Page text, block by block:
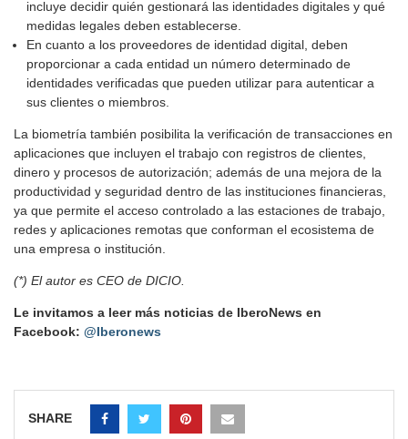
incluye decidir quién gestionará las identidades digitales y qué
medidas legales deben establecerse.
En cuanto a los proveedores de identidad digital, deben
proporcionar a cada entidad un número determinado de
identidades verificadas que pueden utilizar para autenticar a
sus clientes o miembros.
La biometría también posibilita la verificación de transacciones en
aplicaciones que incluyen el trabajo con registros de clientes,
dinero y procesos de autorización; además de una mejora de la
productividad y seguridad dentro de las instituciones financieras,
ya que permite el acceso controlado a las estaciones de trabajo,
redes y aplicaciones remotas que conforman el ecosistema de
una empresa o institución.
(*) El autor es CEO de DICIO.
Le invitamos a leer más noticias de IberoNews en
Facebook: @Iberonews
SHARE